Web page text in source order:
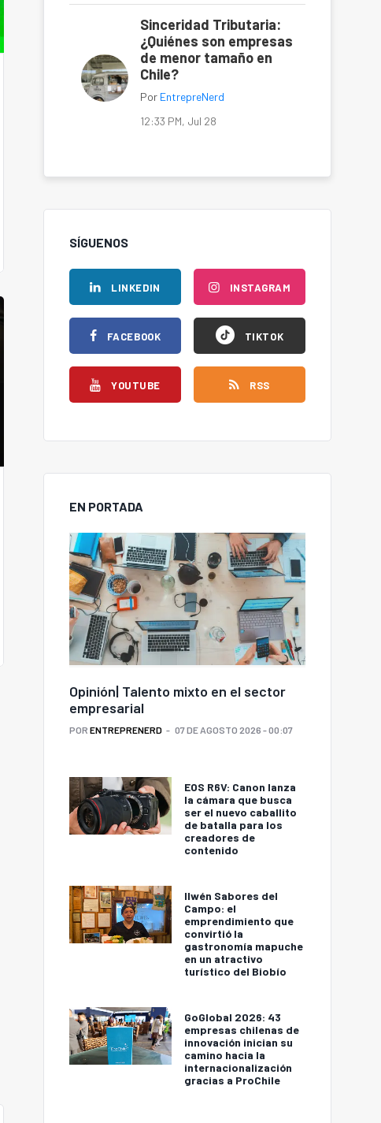
Sinceridad Tributaria:
¿Quiénes son empresas
de menor tamaño en
Chile?
Por EntrepreNerd
12:33 PM, Jul 28
SÍGUENOS
LINKEDIN
FACEBOOK
YOUTUBE
INSTAGRAM
TIKTOK
RSS
EN PORTADA
Opinión| Talento mixto en el sector
empresarial
POR ENTREPRENERD 07 DE AGOSTO 2026 - 00:07
EOS R6V: Canon lanza
la cámara que busca
ser el nuevo caballito
de batalla para los
creadores de
contenido
Ilwén Sabores del
Campo: el
emprendimiento que
convirtió la
gastronomía mapuche
en un atractivo
turístico del Biobío
GoGlobal 2026: 43
empresas chilenas de
innovación inician su
camino hacia la
internacionalización
gracias a ProChile